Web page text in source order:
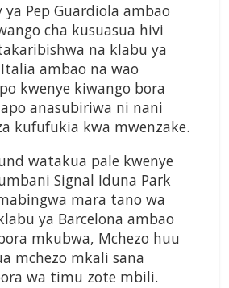
Pep Guardiola ambao
cha kusuasua hivi
na klabu ya
ambao na wao
kwenye kiwango bora
anasubiriwa ni nani
kufufukia kwa mwenzake.
watakua pale kwenye
Signal Iduna Park
mara tano wa
ya Barcelona ambao
mkubwa, Mchezo huu
mchezo mkali sana
wa timu zote mbili.